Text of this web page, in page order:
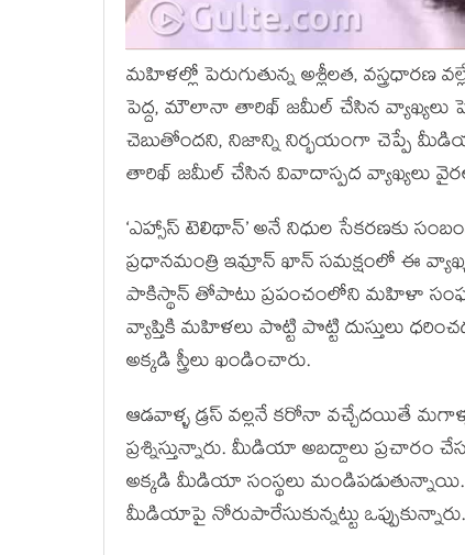
మహిళల్లో పెరుగుతున్న అశ్లీలత,
పెద్ద, మౌలానా తారిఖ్ జమీల్ చేసిన వ్యాఖ్యలు
చెబుతోందని, నిజాన్ని నిర్భయంగా చెప్పే
తారిఖ్ జమీల్ చేసిన వివాదాస్పద వ్యాఖ్యలు
‘ఎహ్సాస్‌ టెలిథాన్’‌ అనే నిధుల సేకరణకు
ప్రధానమంత్రి ఇమ్రాన్‌ ఖాన్‌ సమక్షంలో ఈ
పాకిస్థాన్ తోపాటు ప్రపంచంలోని మహిళా
వ్యాప్తికి మహిళలు పొట్టి పొట్టి దుస్తులు
అక్కడి స్త్రీలు ఖండించారు.
ఆడవాళ్ళ డ్రస్ వల్లనే కరోనా వచ్చేదయితే
ప్రశ్నిస్తున్నారు. మీడియా అబద్దాలు ప్రచారం
అక్కడి మీడియా సంస్థలు మండిపడుతున్నాయి.
మీడియాపై నోరుపారేసుకున్నట్టు ఒప్పుకున్నారు.